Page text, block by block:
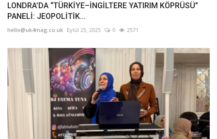
LONDRA’DA “TÜRKİYE–İNGİLTERE YATIRIM KÖPRÜSÜ”
PANELİ: JEOPOLİTİK...
hello@uk4mag.co.uk Eylül 25, 2025 0 2571